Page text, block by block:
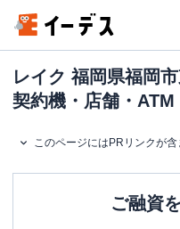
レイク 福岡県福岡
契約機・店舗・ATM
このページにはPRリンクが
ご融資を